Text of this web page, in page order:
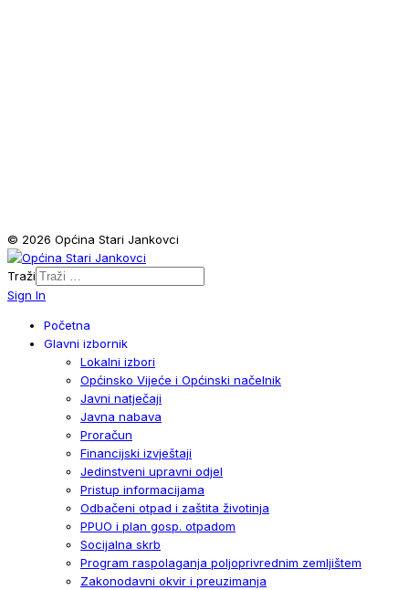
© 2026 Općina Stari Jankovci
Traži
Sign In
Početna
Glavni izbornik
Lokalni izbori
Općinsko Vijeće i Općinski načelnik
Javni natječaji
Javna nabava
Proračun
Financijski izvještaji
Jedinstveni upravni odjel
Pristup informacijama
Odbačeni otpad i zaštita životinja
PPUO i plan gosp. otpadom
Socijalna skrb
Program raspolaganja poljoprivrednim zemljištem
Zakonodavni okvir i preuzimanja